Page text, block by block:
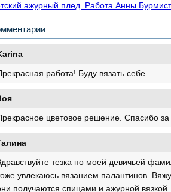
ажурный плед. Работа Анны
работа! Буду вязать себе.
цветовое решение. Спасибо за
тезка по моей девичьей
увлекаюсь вязанием палантинов.
получаются спицами и ажурной вязкой.